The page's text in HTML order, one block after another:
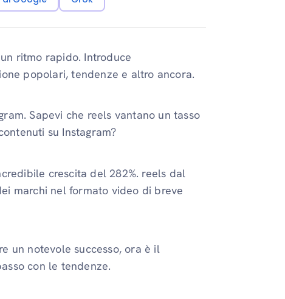
ritmo rapido. Introduce
popolari, tendenze e altro ancora.
Sapevi che reels vantano un tasso
su Instagram?
crescita del 282%. reels dal
marchi nel formato video di breve
un notevole successo, ora è il
con le tendenze.